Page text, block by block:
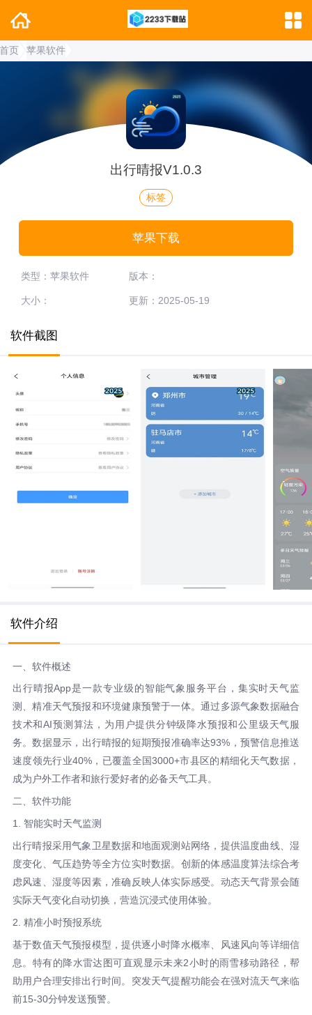
页 苹果软件
出行晴报V1.0.3
标签
苹果下载
类型：苹果软件 版本：
大小： 更新：2025-05-19
软件截图
软件介绍
一、软件概述
出行晴报App是一款专业级的智能气象服务平台，集实时天气监
测、精准天气预报和环境健康预警于一体。通过多源气象数据融合
技术和AI预测算法，为用户提供分钟级降水预报和公里级天气服
务。数据显示，出行晴报的短期预报准确率达93%，预警信息推送
速度领先行业40%，已覆盖全国3000+市县区的精细化天气数据，
成为户外工作者和旅行爱好者的必备天气工具。
二、软件功能
1. 智能实时天气监测
出行晴报采用气象卫星数据和地面观测站网络，提供温度曲线、湿
度变化、气压趋势等全方位实时数据。创新的体感温度算法综合考
虑风速、湿度等因素，准确反映人体实际感受。动态天气背景会随
实际天气变化自动切换，营造沉浸式使用体验。
2. 精准小时预报系统
基于数值天气预报模型，提供逐小时降水概率、风速风向等详细信
息。特有的降水雷达图可直观显示未来2小时的雨雪移动路径，帮
助用户合理安排出行时间。突发天气提醒功能会在强对流天气来临
前15-30分钟发送预警。